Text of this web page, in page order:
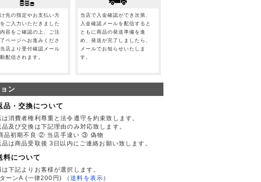
先の指定やお支払い方
ご入力いただきました
容をご確認の上、ご注
ページへお進みくださ
店より受付確認メール
配信されます。
当店で入金確認ができ次第、
入金確認メールを配信すると
ともに商品の発送準備を進
め、発送が完了しましたら、
メールでお知らせいたしま
す。
ン
品・交換について
は消費者権利尊重と法令遵守を約束致します。
品及び交換は下記理由のみ対応致します。
品初期不良 ② 当店手違い ③ 偽物
品は商品受取後 3日以内にご連絡お願い致します。
料について
は下記よりお客様が選択します。
ーンA (一律200円)
（送料を表示 ）